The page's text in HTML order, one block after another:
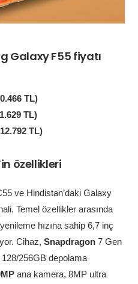
Galaxy F55 fiyatı
TL)
TL)
TL)
özellikleri
ve Hindistan’daki Galaxy
Temel özellikler arasında
yenileme hızına sahip 6,7 inç
Cihaz, Snapdragon7 Gen
256GB depolama
ana kamera, 8MP ultra